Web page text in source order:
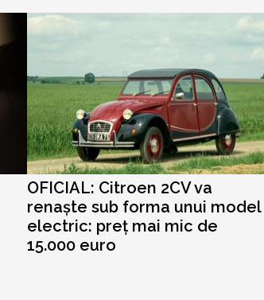
OFICIAL: Citroen 2CV va
renaște sub forma unui model
electric: preț mai mic de
15.000 euro